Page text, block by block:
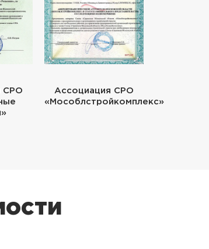
СРО
Ассоциация СРО
«Мособлстройкомплекс»